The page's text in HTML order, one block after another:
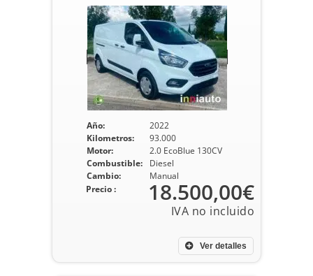
Año:
2022
Kilometros:
93.000
Motor:
2.0 EcoBlue 130CV
Combustible:
Diesel
Cambio:
Manual
Ver detalles
Precio : 18.500,00€